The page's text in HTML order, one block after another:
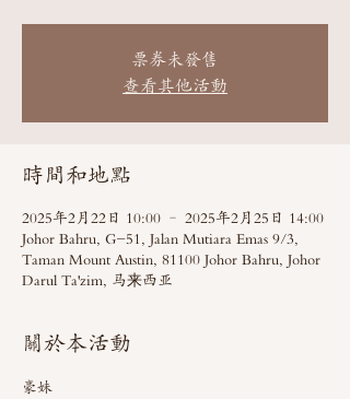
票券未發售
查看其他活動
時間和地點
2025年2月22日 10:00 – 2025年2月25日 14:00
Johor Bahru, G-51, Jalan Mutiara Emas 9/3,
Taman Mount Austin, 81100 Johor Bahru, Johor
Darul Ta'zim, 马来西亚
關於本活動
豪妹